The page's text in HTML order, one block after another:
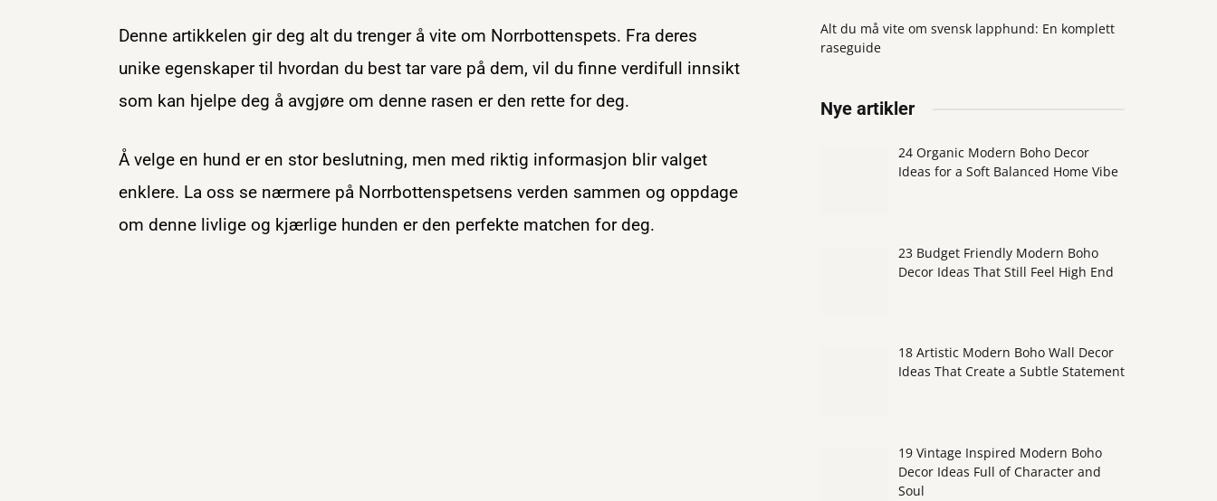
Denne artikkelen gir deg alt du trenger å vite om Norrbottenspets. Fra deres
unike egenskaper til hvordan du best tar vare på dem, vil du finne verdifull innsikt
som kan hjelpe deg å avgjøre om denne rasen er den rette for deg.
Å velge en hund er en stor beslutning, men med riktig informasjon blir valget
enklere. La oss se nærmere på Norrbottenspetsens verden sammen og oppdage
om denne livlige og kjærlige hunden er den perfekte matchen for deg.
Alt du må vite om svensk lapphund: En komplett
raseguide
Nye artikler
24 Organic Modern Boho Decor
Ideas for a Soft Balanced Home Vibe
23 Budget Friendly Modern Boho
Decor Ideas That Still Feel High End
18 Artistic Modern Boho Wall Decor
Ideas That Create a Subtle Statement
19 Vintage Inspired Modern Boho
Decor Ideas Full of Character and
Soul